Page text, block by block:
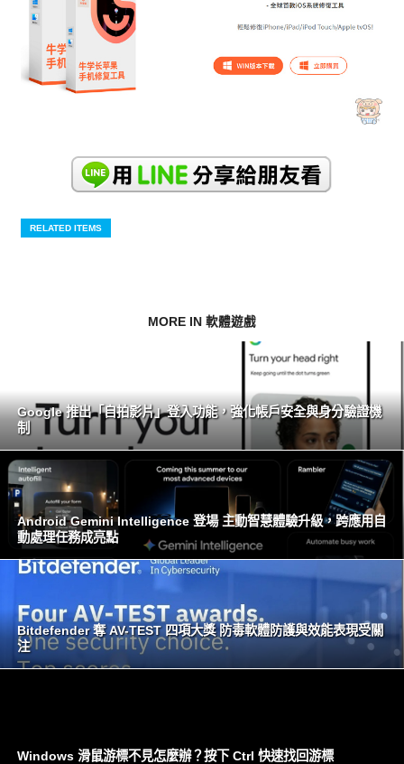
RELATED ITEMS
MORE IN 軟體遊戲
Google 推出「自拍影片」登入功能，強化帳戶安全與身分驗證機
制
Android Gemini Intelligence 登場 主動智慧體驗升級，跨應用自
動處理任務成亮點
Bitdefender 奪 AV-TEST 四項大獎 防毒軟體防護與效能表現受關
注
Windows 滑鼠游標不見怎麼辦？按下 Ctrl 快速找回游標